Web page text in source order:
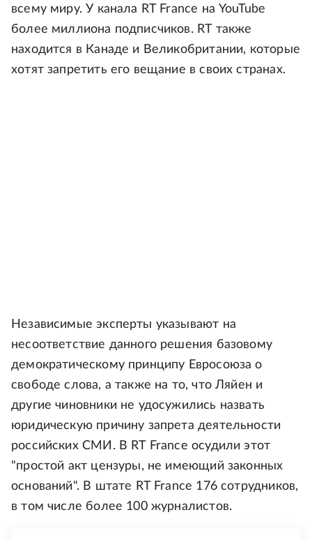
всему миру. У канала RT France на YouTube
более миллиона подписчиков. RT также
находится в Канаде и Великобритании, которые
хотят запретить его вещание в своих странах.
Независимые эксперты указывают на
несоответствие данного решения базовому
демократическому принципу Евросоюза о
свободе слова, а также на то, что Ляйен и
другие чиновники не удосужились назвать
юридическую причину запрета деятельности
российских СМИ. В RT France осудили этот
"простой акт цензуры, не имеющий законных
оснований". В штате RT France 176 сотрудников,
в том числе более 100 журналистов.